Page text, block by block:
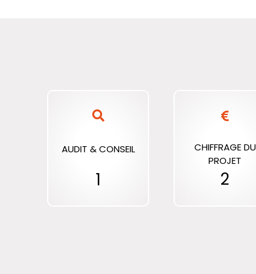
AUDIT & CONSEIL
1
CHIFFRAGE DU
PROJET
2